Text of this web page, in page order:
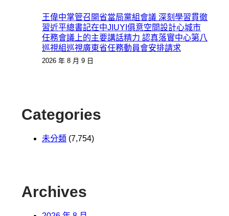
王偉中掌管召開省當局黨組會議 深刻學習貫徹
習近平總書記在中JIUYI俱意空間設計心城市
任務會議上的主要講話精力 認真落實中心第八
巡視組巡視廣東省任務動員會安排請求
2026 年 8 月 9 日
Categories
未分類 (7,754)
Archives